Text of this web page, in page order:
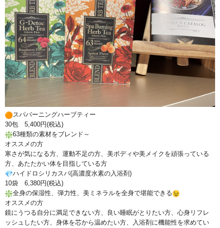
スパバーニングハーブティー
30包 5,400円(税込)
63種類の素材をブレンド～
オススメの方
寒さが気になる方、運動不足の方、 美ボディや美メイクを頑張っている
方、 あたたかい体を目指している方
ハイドロシリカスパ(高濃度水素の入浴剤)
10袋 6,380円(税込)
全身の保湿性、弾力性、美ミネラルを全身で堪能できる
オススメの方
鏡にうつる自分に満足できない方、良い睡眠がとりたい方、 心身リフレ
ッシュしたい方、身体を芯から温めたい方、
入浴剤に機能性を求めてい